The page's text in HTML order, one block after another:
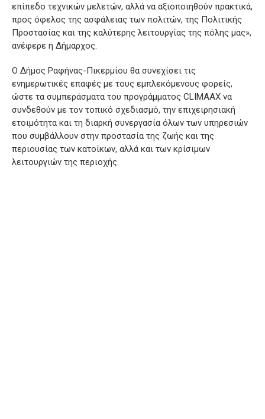
επίπεδο τεχνικών μελετών, αλλά να αξιοποιηθούν πρακτικά,
προς όφελος της ασφάλειας των πολιτών, της Πολιτικής
Προστασίας και της καλύτερης λειτουργίας της πόλης μας»,
ανέφερε η Δήμαρχος.
Ο Δήμος Ραφήνας-Πικερμίου θα συνεχίσει τις
ενημερωτικές επαφές με τους εμπλεκόμενους φορείς,
ώστε τα συμπεράσματα του προγράμματος CLIMAAX να
συνδεθούν με τον τοπικό σχεδιασμό, την επιχειρησιακή
ετοιμότητα και τη διαρκή συνεργασία όλων των υπηρεσιών
που συμβάλλουν στην προστασία της ζωής και της
περιουσίας των κατοίκων, αλλά και των κρίσιμων
λειτουργιών της περιοχής.